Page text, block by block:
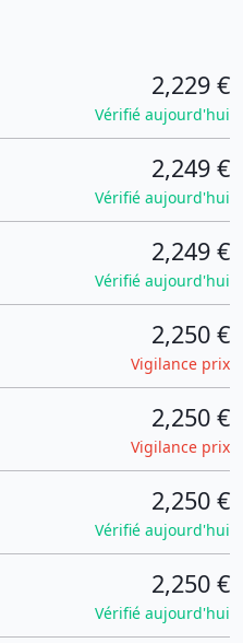
2,229 €
Vérifié aujourd'hui
2,249 €
Vérifié aujourd'hui
2,249 €
Vérifié aujourd'hui
2,250 €
Vigilance prix
2,250 €
Vigilance prix
2,250 €
Vérifié aujourd'hui
2,250 €
Vérifié aujourd'hui